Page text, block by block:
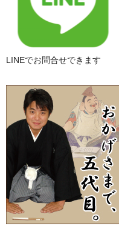
LINEでお問合せできます